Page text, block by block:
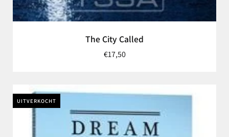
The City Called
€17,50
UITVERKOCHT